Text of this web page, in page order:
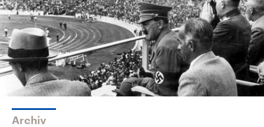
September 2026 einen neuen
Landtag. Seit 2021 wird das
Bundesland von einer Koalition aus
CDU, SPD und FDP regiert.-
Umfragen, Prognosen,
Wahlprogramme, aktuelle Berichte
und Hintergründe zu den Parteien
und Kandidaten der anstehenden
Wahl.
gehören die Vereinigten
den mächtigsten Ländern
mit großem Einfluss auf
aktuelle Weltgeschehen.
Sendungen Programm Podcasts
Audio-Archiv
Archiv